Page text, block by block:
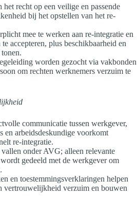
het recht op een veilige en passende
bij het opstellen van het re-
mee te werken aan re-integratie en
accepteren, plus beschikbaarheid en
worden gezocht via vakbonden
om rechten werknemers verzuim te
communicatie tussen werkgever,
en arbeidsdeskundige voorkomt
re-integratie.
onder AVG; alleen relevante
gedeeld met de werkgever om
en toestemmingsverklaringen helpen
vertrouwelijkheid verzuim en bouwen